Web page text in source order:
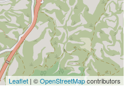
Leaflet | ©OpenStreetMapcontributors